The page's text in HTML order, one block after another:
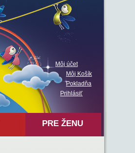
Môj účet
Môj Košík
Pokladňa
Prihlásiť
PRE ŽENU